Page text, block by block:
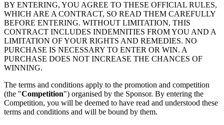
BY ENTERING, YOU AGREE TO THESE OFFICIAL RULES,
WHICH ARE A CONTRACT, SO READ THEM CAREFULLY
BEFORE ENTERING. WITHOUT LIMITATION, THIS
CONTRACT INCLUDES INDEMNITIES FROM YOU AND A
LIMITATION OF YOUR RIGHTS AND REMEDIES. NO
PURCHASE IS NECESSARY TO ENTER OR WIN. A
PURCHASE DOES NOT INCREASE THE CHANCES OF
WINNING.
The terms and conditions apply to the promotion and competition
(the "Competition") organised by the Sponsor. By entering the
Competition, you will be deemed to have read and understood these
terms and conditions and will be bound by them.